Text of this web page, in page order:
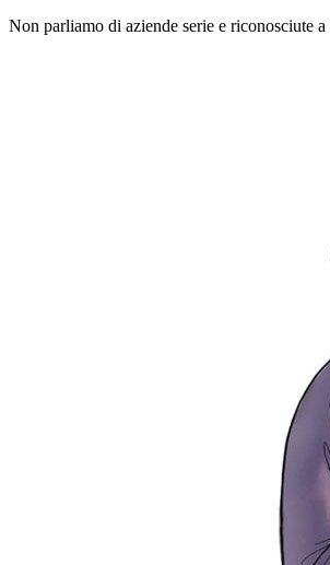
Non parliamo di aziende serie e riconosciute